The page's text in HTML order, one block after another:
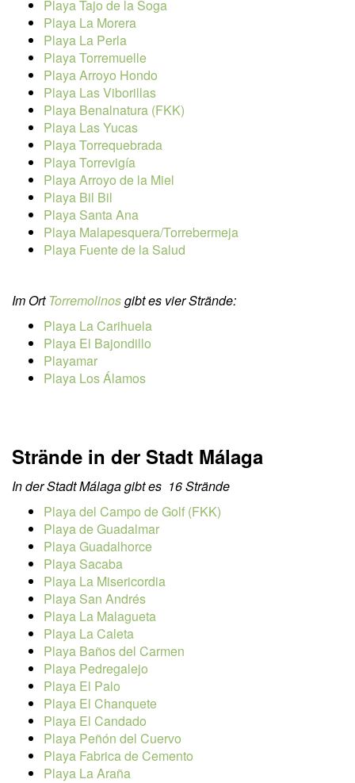
Playa Tajo de la Soga
Playa La Morera
Playa La Perla
Playa Torremuelle
Playa Arroyo Hondo
Playa Las Viborillas
Playa Benalnatura (FKK)
Playa Las Yucas
Playa Torrequebrada
Playa Torrevigía
Playa Arroyo de la Miel
Playa Bil Bil
Playa Santa Ana
Playa Malapesquera/Torrebermeja
Playa Fuente de la Salud
Im Ort Torremolinosgibt es vier Strände:
Playa La Carihuela
Playa El Bajondillo
Playamar
Playa Los Álamos
Strände in der Stadt Málaga
In der Stadt Málaga gibt es 16 Strände
Playa del Campo de Golf (FKK)
Playa de Guadalmar
Playa Guadalhorce
Playa Sacaba
Playa La Misericordia
Playa San Andrés
Playa La Malagueta
Playa La Caleta
Playa Baños del Carmen
Playa Pedregalejo
Playa El Palo
Playa El Chanquete
Playa El Candado
Playa Peñón del Cuervo
Playa Fabrica de Cemento
Playa La Araña